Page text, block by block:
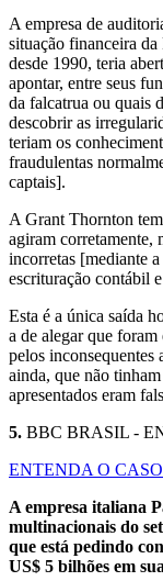
A empresa de
situação financeira da
desde 1990, teria
apontar, entre seus
da falcatrua ou quais
descobrir as
teriam os
fraudulentas
captais].
A Grant Thornton
agiram corretamente,
incorretas [mediante
escrituração contábil
Esta é a única saída
a de alegar que
pelos inconsequentes
ainda, que não
apresentados eram
5. BBC BRASIL -
ENTENDA O
A empresa italiana
multinacionais do
que está pedindo
US$ 5 bilhões em